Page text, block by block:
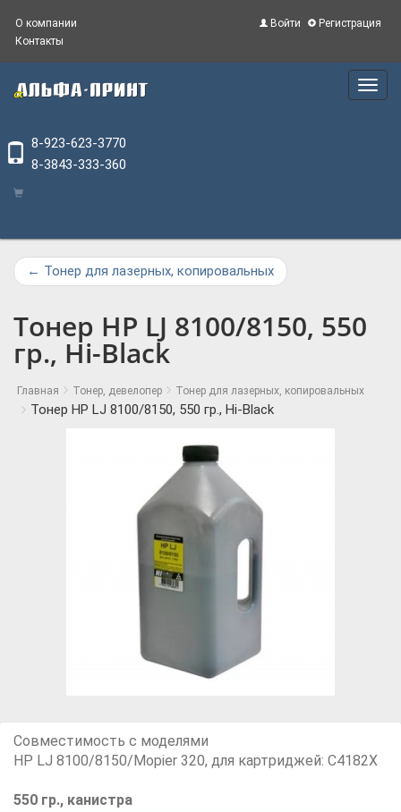
Войти Регистрация
О компании
Контакты
Main
Menu
8-923-623-3770
8-3843-333-360
← Тонер для лазерных, копировальных
Тонер HP LJ 8100/8150, 550
гр., Hi-Black
Главная Тонер, девелопер Тонер для лазерных, копировальных
Тонер HP LJ 8100/8150, 550 гр., Hi-Black
Совместимость с моделями
HP LJ 8100/8150/Mopier 320, для картриджей: С4182X
550 гр., канистра